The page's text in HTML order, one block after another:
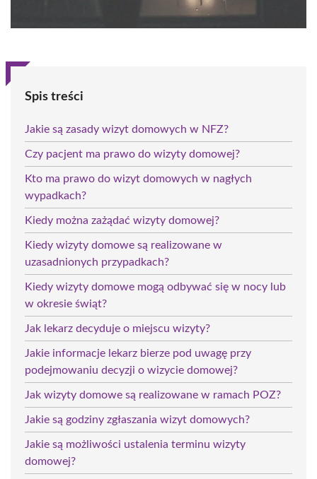
Spis treści
Jakie są zasady wizyt domowych w NFZ?
Czy pacjent ma prawo do wizyty domowej?
Kto ma prawo do wizyt domowych w nagłych
wypadkach?
Kiedy można zażądać wizyty domowej?
Kiedy wizyty domowe są realizowane w
uzasadnionych przypadkach?
Kiedy wizyty domowe mogą odbywać się w nocy lub
w okresie świąt?
Jak lekarz decyduje o miejscu wizyty?
Jakie informacje lekarz bierze pod uwagę przy
podejmowaniu decyzji o wizycie domowej?
Jak wizyty domowe są realizowane w ramach POZ?
Jakie są godziny zgłaszania wizyt domowych?
Jakie są możliwości ustalenia terminu wizyty
domowej?